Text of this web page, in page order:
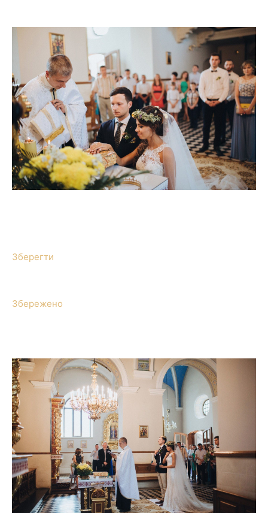
Зберегти
Збережено